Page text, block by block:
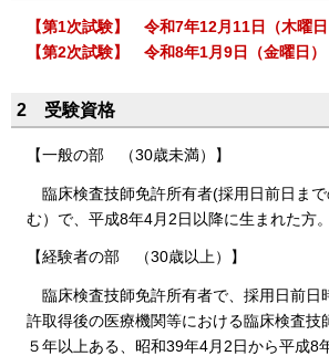
【第1次試験】 令和7年12月11日（木曜日
【第2次試験】 令和8年1月9日（金曜日）
2 受験資格
【一般の部 （30歳未満）】
臨床検査技師免許所有者(採用日前日ま
む）で、平成8年4月2日以降に生まれた方。
【経験者の部 （30歳以上）】
臨床検査技師免許所有者で、採用日前日
許取得後の医療機関等における臨床検査技
５年以上ある、昭和39年4月2日から平成8